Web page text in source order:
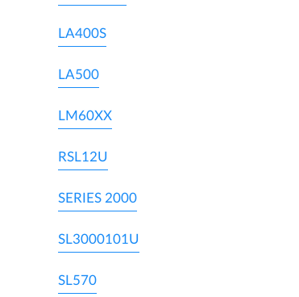
LA400S
LA500
LM60XX
RSL12U
SERIES 2000
SL3000101U
SL570